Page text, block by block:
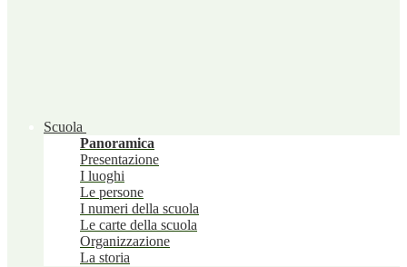
Scuola
Panoramica
Presentazione
I luoghi
Le persone
I numeri della scuola
Le carte della scuola
Organizzazione
La storia